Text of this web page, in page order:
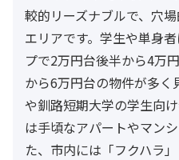
較的リーズナブルで、穴
エリアです。学生や単身
プで2万円台後半から4万
から6万円台の物件が多く
や釧路短期大学の学生向
は手頃なアパートやマン
た、市内には「フクハラ